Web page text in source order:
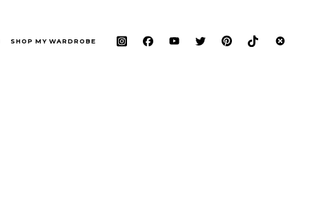
SHOP MY WARDROBE